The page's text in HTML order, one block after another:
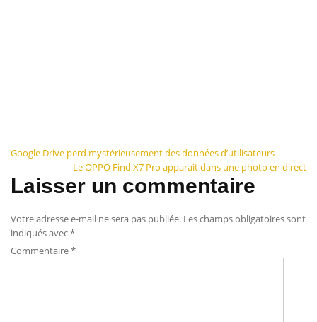
Navigation
de
Google Drive perd mystérieusement des données d’utilisateurs
Le OPPO Find X7 Pro apparait dans une photo en direct
Laisser un commentaire
Votre adresse e-mail ne sera pas publiée. Les champs obligatoires sont
indiqués avec*
Commentaire*